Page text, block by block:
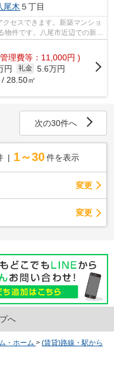
尾木 ５丁目
セスできます。新築マンショ
物件です。八尾市近辺での新居
理費等：11,000円 )
円 礼金 5.6万円
28.50㎡
次の30件へ
1～30 件を表示
変更
変更
へ
・ホーム > (賃貸)路線・駅から